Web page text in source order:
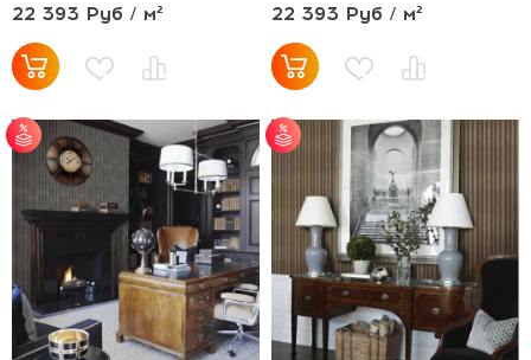
22 393 Руб / м² 22 393 Руб / м²
от 30 м² - скидка 5%;
от 50 м² - скидка 7%;
от 100 м² - скидка
10%.
от 30 м² - скидка 5%;
от 50 м² - скидка 7%;
от 100 м² - скидка
10%.